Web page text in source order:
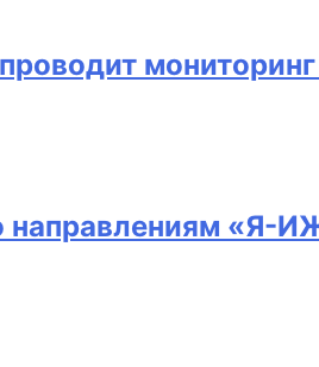
мониторинг
направлениям